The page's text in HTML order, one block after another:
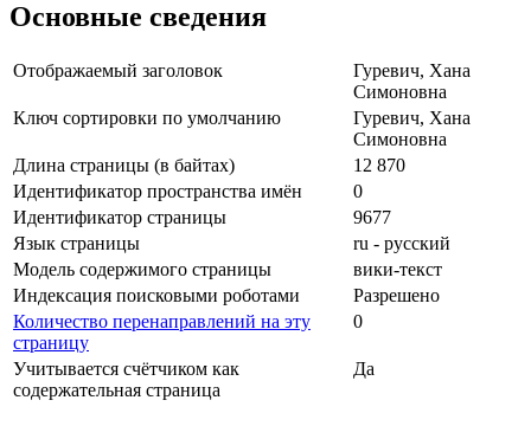
Основные сведения
Отображаемый заголовок
Гуревич, Хана
Симоновна
Ключ сортировки по умолчанию
Гуревич, Хана
Симоновна
Длина страницы (в байтах)
12 870
Идентификатор пространства имён
0
Идентификатор страницы
9677
Язык страницы
ru - русский
Модель содержимого страницы
вики-текст
Индексация поисковыми роботами
Разрешено
Количество перенаправлений на эту
страницу
0
Учитывается счётчиком как
содержательная страница
Да